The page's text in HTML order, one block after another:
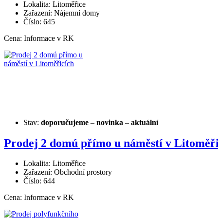
Lokalita: Litoměřice
Zařazení: Nájemní domy
Číslo: 645
Cena: Informace v RK
Stav: doporučujeme – novinka – aktuální
Prodej 2 domú přímo u náměstí v
Lokalita: Litoměřice
Zařazení: Obchodní prostory
Číslo: 644
Cena: Informace v RK